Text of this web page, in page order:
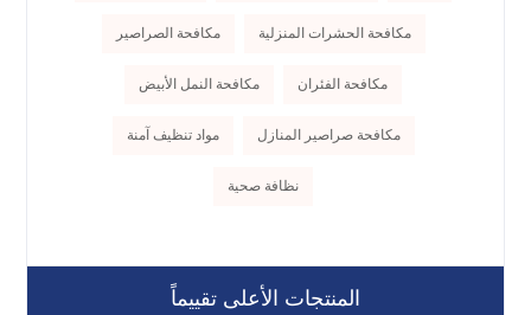
مكافحة الحشرات المنزلية مكافحة الصراصير
مكافحة الفئران مكافحة النمل الأبيض
مكافحة صراصير المنازل مواد تنظيف آمنة
نظافة صحية
المنتجات الأعلى تقييماً